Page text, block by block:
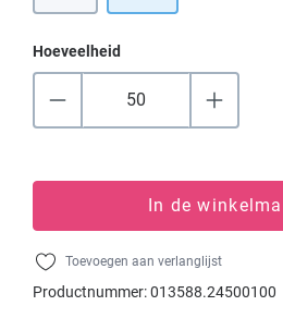
Hoeveelheid
In de
Toevoegen aan verlanglijst
Productnummer:013588.24500100